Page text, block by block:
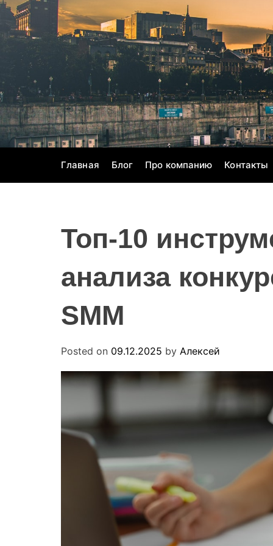
S
o
c
o
n
Главная Блог Про компанию Контакты
Топ-10
анализа
SMM
Posted on 09.12.2025 by Алексей